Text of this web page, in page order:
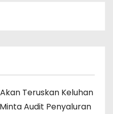
Teruskan Keluhan
Audit Penyaluran